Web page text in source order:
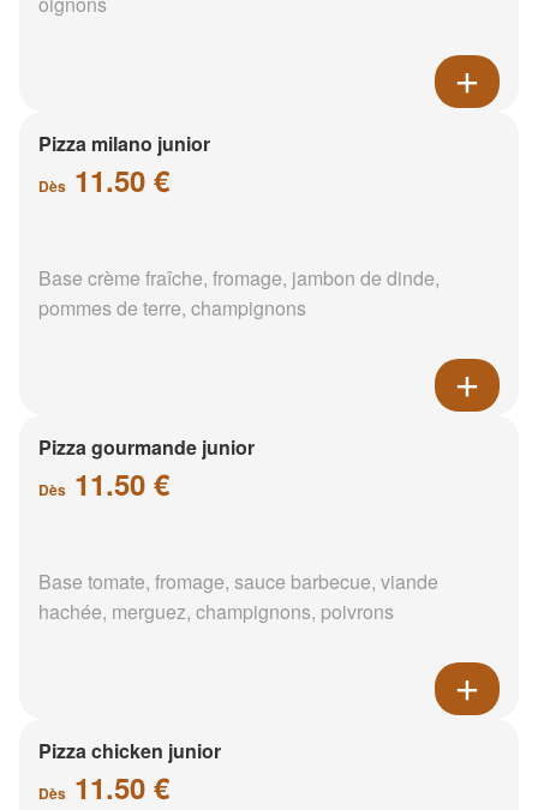
Pizza milano junior
Dès 11.50 €
Base crème fraîche, fromage, jambon de dinde,
pommes de terre, champignons
Pizza gourmande junior
Dès 11.50 €
Base tomate, fromage, sauce barbecue, viande
hachée, merguez, champignons, poivrons
Pizza chicken junior
Dès 11.50 €